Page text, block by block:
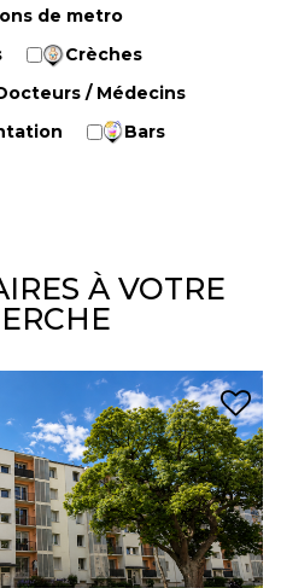
de metro
Crèches
/ Médecins
Bars
À VOTRE